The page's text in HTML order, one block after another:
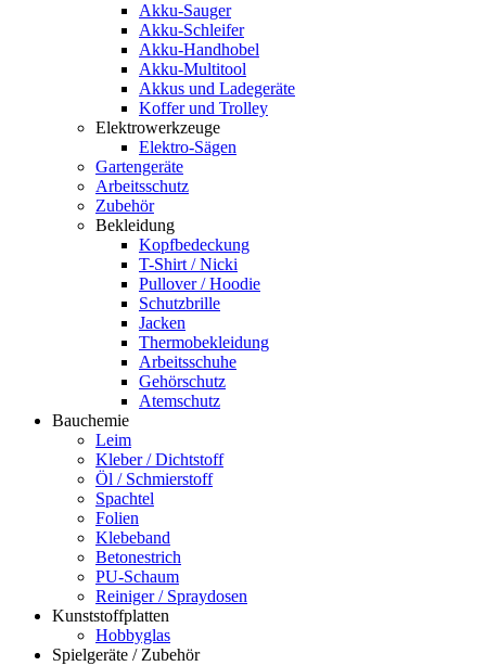
Akku-Sauger
Akku-Schleifer
Akku-Handhobel
Akku-Multitool
Akkus und Ladegeräte
Koffer und Trolley
Elektrowerkzeuge
Elektro-Sägen
Gartengeräte
Arbeitsschutz
Zubehör
Bekleidung
Kopfbedeckung
T-Shirt / Nicki
Pullover / Hoodie
Schutzbrille
Jacken
Thermobekleidung
Arbeitsschuhe
Gehörschutz
Atemschutz
Bauchemie
Leim
Kleber / Dichtstoff
Öl / Schmierstoff
Spachtel
Folien
Klebeband
Betonestrich
PU-Schaum
Reiniger / Spraydosen
Kunststoffplatten
Hobbyglas
Spielgeräte / Zubehör